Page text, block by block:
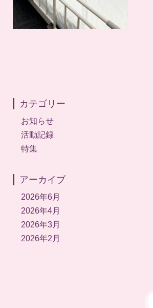
カテゴリー
お知らせ
活動記録
特集
アーカイブ
2026年6月
2026年4月
2026年3月
2026年2月